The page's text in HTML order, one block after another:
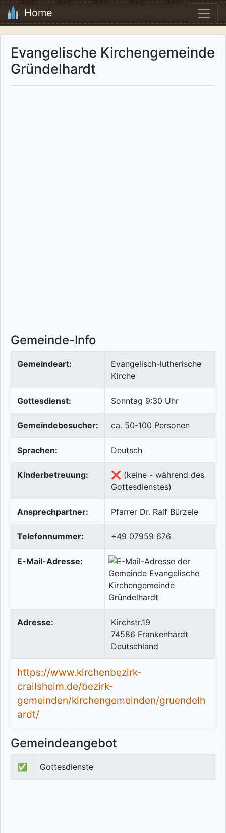
Home
Evangelische Kirchengemeinde
Gründelhardt
Gemeinde-Info
Gemeindeart:
Evangelisch-lutherische
Kirche
Gottesdienst: Sonntag 9:30 Uhr
Gemeindebesucher: ca. 50-100 Personen
Sprachen: Deutsch
Kinderbetreuung:
❌ (keine - während des
Gottesdienstes)
Ansprechpartner: Pfarrer Dr. Ralf Bürzele
Telefonnummer: +49 07959 676
E-Mail-Adresse:
Adresse:
Kirchstr.19
74586 Frankenhardt
Deutschland
https://www.kirchenbezirk-
crailsheim.de/bezirk-
gemeinden/kirchengemeinden/gruendelh
ardt/
Gemeindeangebot
✅ Gottesdienste